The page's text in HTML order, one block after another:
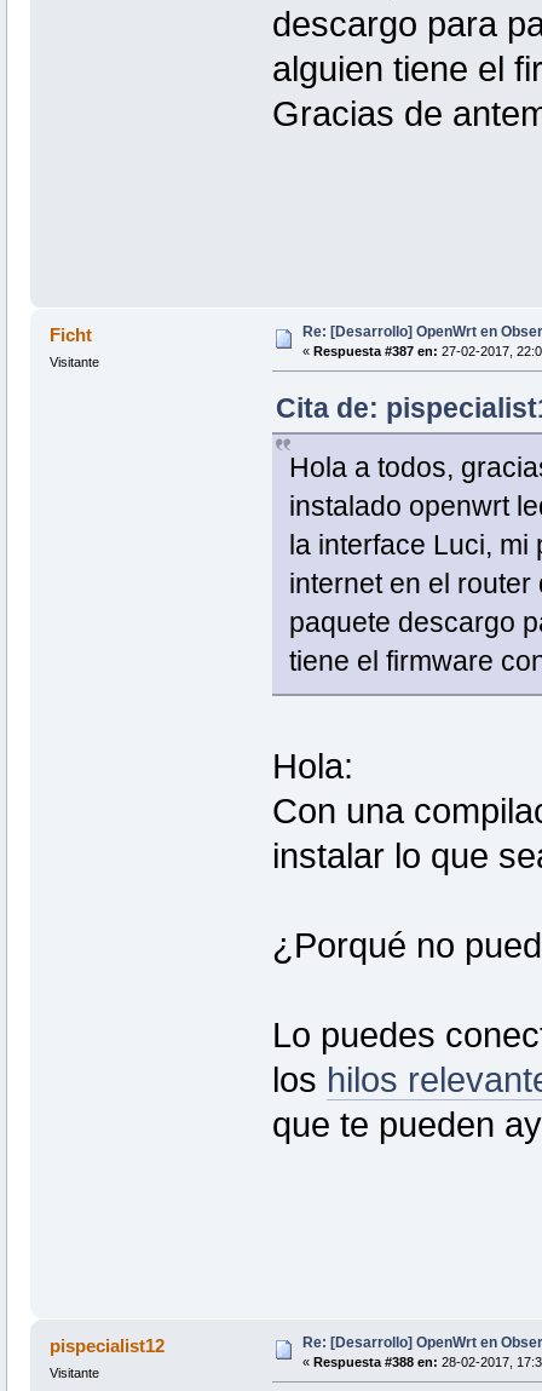
descargo para
alguien tiene el
Gracias de
Ficht
Visitante
Re: [Desarrollo] OpenWrt en
« Respuesta #387 en: 27-02-2017,
Cita de:
Hola a todos,
instalado openwrt
la interface Luci, mi
internet en el
paquete descargo
tiene el firmware
Hola:
Con una
instalar lo que
¿Porqué no
Lo puedes
los hilos
que te pueden
pispecialist12
Visitante
Re: [Desarrollo] OpenWrt en
« Respuesta #388 en: 28-02-2017,